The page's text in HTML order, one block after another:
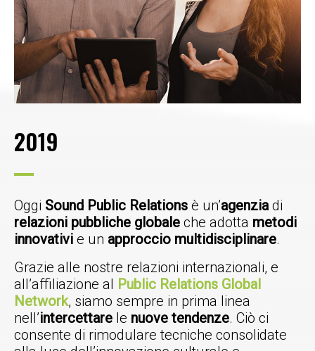
2019
Oggi Sound Public Relations è un’agenziadi
relazioni pubbliche globale che adotta metodi
innovativi e un approccio multidisciplinare.
Grazie alle nostre relazioni internazionali, e
all’affiliazione al Public Relations Global
Network, siamo sempre in prima linea
nell’intercettare le nuove tendenze. Ciò ci
consente di rimodulare tecniche consolidate